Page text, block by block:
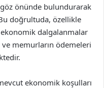
önünde bulundurarak
doğrultuda, özellikle
dalgalanmalar
memurların ödemeleri
ekonomik koşulları